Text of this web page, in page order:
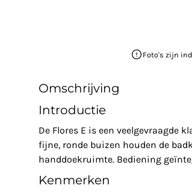
Foto's zijn
Omschrijving
Introductie
De Flores E is een veelgevraagde
fijne, ronde buizen houden de
handdoekruimte. Bediening
Kenmerken